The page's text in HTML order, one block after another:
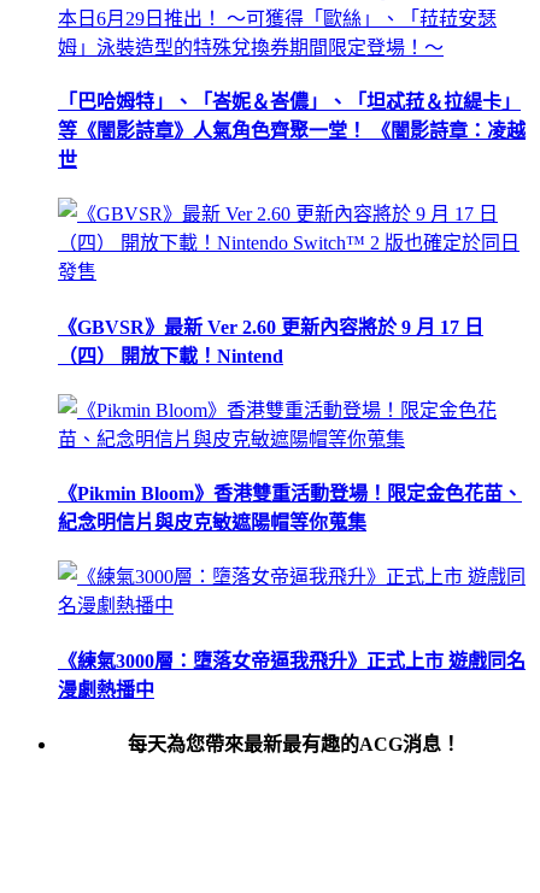
「巴哈姆特」、「峇妮＆峇儂」、「坦忒菈＆拉緹卡」
等《闇影詩章》人氣角色齊聚一堂！ 《闇影詩章：凌越
世
《GBVSR》最新 Ver 2.60 更新內容將於 9 月 17 日
（四） 開放下載！Nintend
《Pikmin Bloom》香港雙重活動登場！限定金色花苗、
紀念明信片與皮克敏遮陽帽等你蒐集
《練氣3000層：墮落女帝逼我飛升》正式上市 遊戲同名
漫劇熱播中
每天為您帶來最新最有趣的ACG消息！